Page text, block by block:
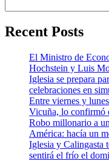
Recent Posts
El Ministro de
Hochstein y Luis
Iglesia se prepara
celebraciones en
Entre viernes y
Vicuña, lo confirmó
Robo millonario a
América: hacía un
Iglesia y Calingasta
sentirá el frío el